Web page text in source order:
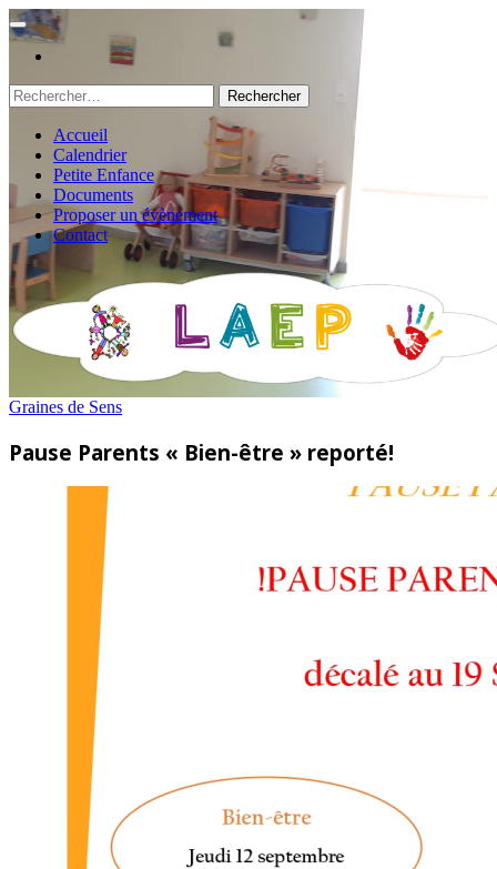
Rechercher :
Accueil
Calendrier
Petite Enfance
Documents
Proposer un évènement
Contact
Graines de Sens
Pause Parents « Bien-être » reporté!